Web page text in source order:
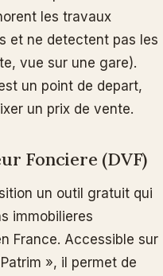
les travaux
et ne detectent pas les
vue sur une gare).
un point de depart,
un prix de vente.
Fonciere (DVF)
un outil gratuit qui
immobilieres
France. Accessible sur
», il permet de